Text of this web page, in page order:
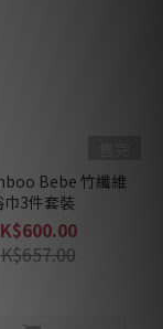
Bebe 竹纖維
巾3件套裝